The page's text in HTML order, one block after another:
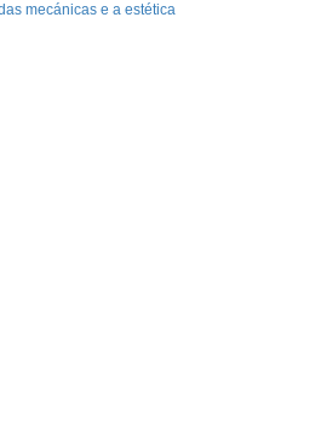
mecánicas e a estética